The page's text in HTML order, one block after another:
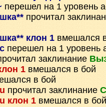
перешел на 1 уровень
прочитал
клон 1 вмешался
перешел на 1 уровень
заклинание
1 вмешался в бой
в бой
прочитал заклинание
клон 1 вмешался в бой